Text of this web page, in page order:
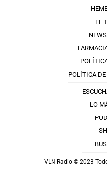
EL
POLÍTICA DE
LO
VLN Radio © 2023